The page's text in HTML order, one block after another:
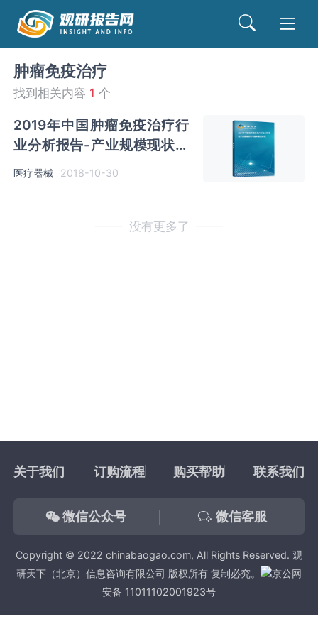
肿瘤免疫治疗
找到相关内容 1 个
2019年中国肿瘤免疫治疗行
业分析报告-产业规模现状与
发展战略规划
医疗器械 2018-10-30
没有更多了
关于我们 订购流程 购买帮助 联系我们
微信公众号 微信客服
Copyright © 2022 chinabaogao.com, All Rights Reserved. 观
研天下（北京）信息咨询有限公司 版权所有 复制必究。
京公网
安备 11011102001923号